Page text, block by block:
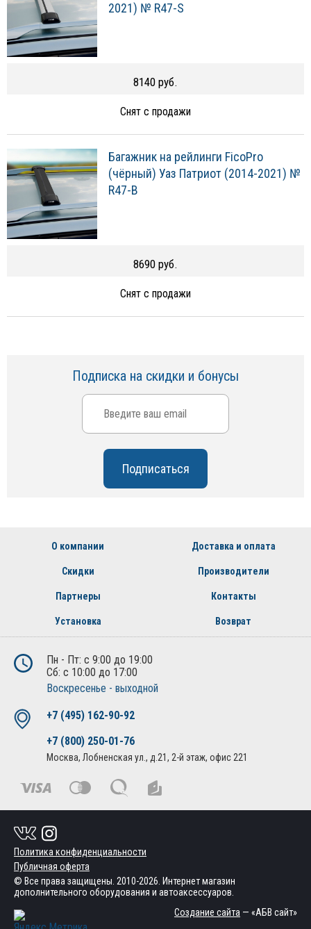
2021) № R47-S
8140 руб.
Снят с продажи
Багажник на рейлинги FicoPro
(чёрный) Уаз Патриот (2014-2021) №
R47-B
8690 руб.
Снят с продажи
Подписка на скидки и бонусы
О компании Доставка и оплата
Скидки Производители
Партнеры Контакты
Установка Возврат
Пн - Пт: с 9:00 до 19:00
Сб: с 10:00 до 17:00
Воскресенье - выходной
+7 (495) 162-90-92
+7 (800) 250-01-76
Москва, Лобненская ул., д.21, 2-й этаж, офис 221
Политика конфиденциальности
Публичная оферта
© Все права защищены. 2010-2026. Интернет магазин
дополнительного оборудования и автоаксессуаров.
Создание сайта — «АБВ сайт»